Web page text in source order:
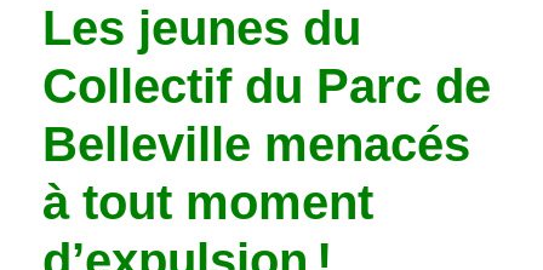
Les jeunes du
Collectif du Parc de
Belleville menacés
à tout moment